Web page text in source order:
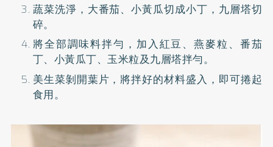
蔬菜洗淨，大番茄、小黃瓜切成小丁，九層塔切
碎。
將全部調味料拌勻，加入紅豆、燕麥粒、番茄
丁、小黃瓜丁、玉米粒及九層塔拌勻。
美生菜剝開葉片，將拌好的材料盛入，即可捲起
食用。